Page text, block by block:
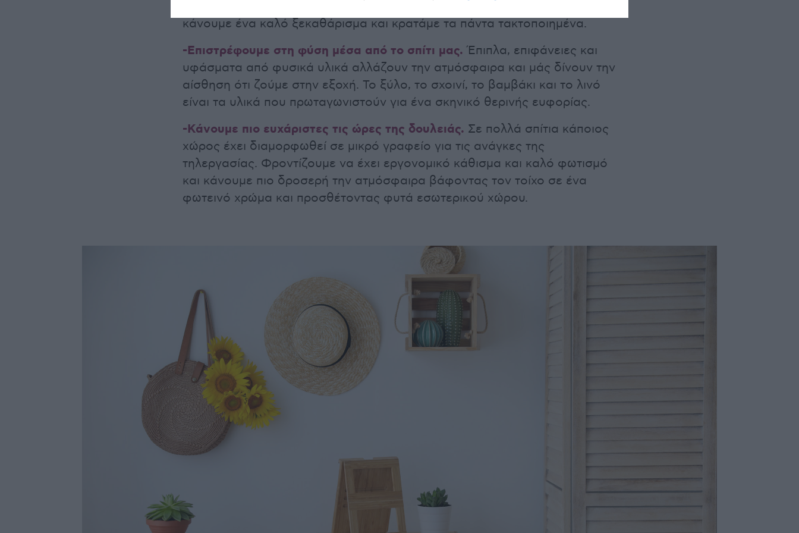
κάνουμε ένα καλό ξεκαθάρισμα και κρατάμε τα πάντα τακτοποιημένα.
-Επιστρέφουμε στη φύση μέσα από το σπίτι μας. Έπιπλα, επιφάνειες και
υφάσματα από φυσικά υλικά αλλάζουν την ατμόσφαιρα και μάς δίνουν την
αίσθηση ότι ζούμε στην εξοχή. Το ξύλο, το σχοινί, το βαμβάκι και το λινό
είναι τα υλικά που πρωταγωνιστούν για ένα σκηνικό θερινής ευφορίας.
-Κάνουμε πιο ευχάριστες τις ώρες της δουλειάς. Σε πολλά σπίτια κάποιος
χώρος έχει διαμορφωθεί σε μικρό γραφείο για τις ανάγκες της
τηλεργασίας. Φροντίζουμε να έχει εργονομικό κάθισμα και καλό φωτισμό
και κάνουμε πιο δροσερή την ατμόσφαιρα βάφοντας τον τοίχο σε ένα
φωτεινό χρώμα και προσθέτοντας φυτά εσωτερικού χώρου.